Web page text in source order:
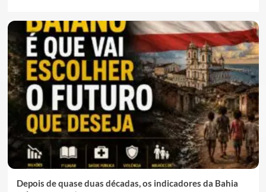
Depois de quase duas décadas, os indicadores da Bahia